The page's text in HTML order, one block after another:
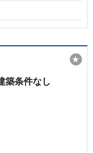
築条件なし
★